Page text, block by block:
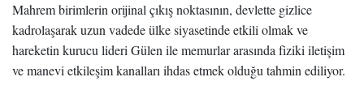
Mahrem birimlerin orijinal çıkış noktasının, devlette gizlice
kadrolaşarak uzun vadede ülke siyasetinde etkili olmak ve
hareketin kurucu lideri Gülen ile memurlar arasında fiziki iletişim
ve manevi etkileşim kanalları ihdas etmek olduğu tahmin ediliyor.